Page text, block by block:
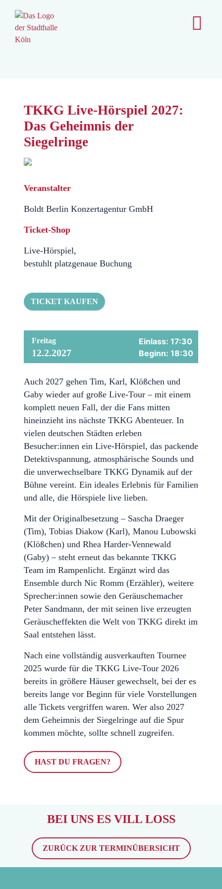
TKKG Live-Hörspiel 2027:
Das Geheimnis der
Siegelringe
Veranstalter
Boldt Berlin Konzertagentur GmbH
Ticket-Shop
Live-Hörspiel,
bestuhlt platzgenaue Buchung
TICKET KAUFEN
Freitag
12.2.2027
Einlass: 17:30
Beginn: 18:30
Auch 2027 gehen Tim, Karl, Klößchen und
Gaby wieder auf große Live-Tour – mit einem
komplett neuen Fall, der die Fans mitten
hineinzieht ins nächste TKKG Abenteuer. In
vielen deutschen Städten erleben
Besucher:innen ein Live-Hörspiel, das packende
Detektivspannung, atmosphärische Sounds und
die unverwechselbare TKKG Dynamik auf der
Bühne vereint. Ein ideales Erlebnis für Familien
und alle, die Hörspiele live lieben.
Mit der Originalbesetzung – Sascha Draeger
(Tim), Tobias Diakow (Karl), Manou Lubowski
(Klößchen) und Rhea Harder-Vennewald
(Gaby) – steht erneut das bekannte TKKG
Team im Rampenlicht. Ergänzt wird das
Ensemble durch Nic Romm (Erzähler), weitere
Sprecher:innen sowie den Geräuschemacher
Peter Sandmann, der mit seinen live erzeugten
Geräuscheffekten die Welt von TKKG direkt im
Saal entstehen lässt.
Nach eine vollständig ausverkauften Tournee
2025 wurde für die TKKG Live-Tour 2026
bereits in größere Häuser gewechselt, bei der es
bereits lange vor Beginn für viele Vorstellungen
alle Tickets vergriffen waren. Wer also 2027
dem Geheimnis der Siegelringe auf die Spur
kommen möchte, sollte schnell zugreifen.
HAST DU FRAGEN?
BEI UNS ES VILL LOSS
ZURÜCK ZUR TERMINÜBERSICHT